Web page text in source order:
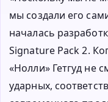
мы создали его
началась
Signature Pack 2.
«Нолли» Гетгуд не
ударных,